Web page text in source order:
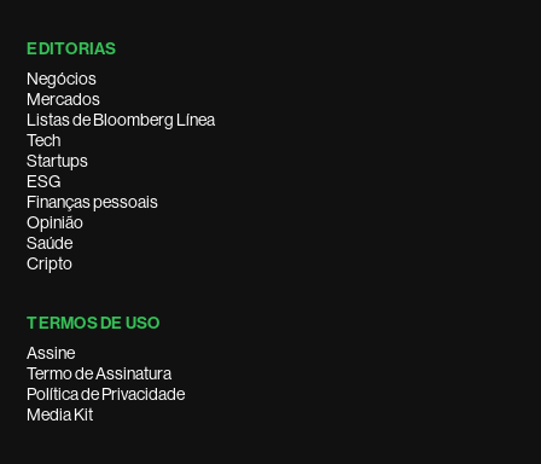
EDITORIAS
Negócios
Mercados
Listas de Bloomberg Línea
Tech
Startups
ESG
Finanças pessoais
Opinião
Saúde
Cripto
TERMOS DE USO
Assine
Termo de Assinatura
Política de Privacidade
Media Kit